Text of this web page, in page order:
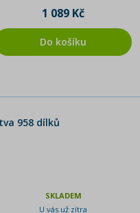
1 089 Kč
Do košíku
958 dílků
SKLADEM
U vás už zítra